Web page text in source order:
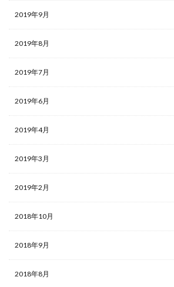
2019年9月
2019年8月
2019年7月
2019年6月
2019年4月
2019年3月
2019年2月
2018年10月
2018年9月
2018年8月